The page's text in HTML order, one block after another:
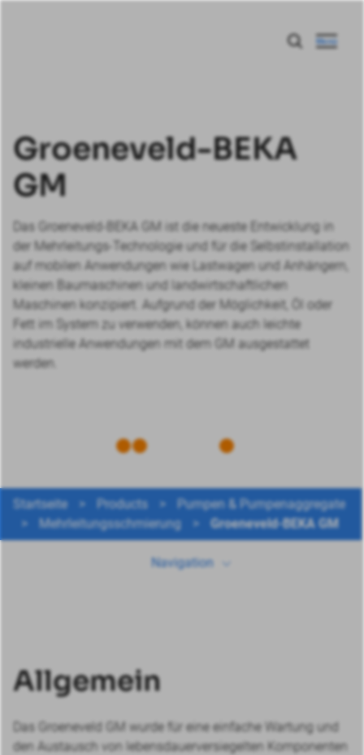
Menü
Groeneveld-BEKA
GM
Das Groeneveld-BEKA GM ist die neueste Entwicklung in
der Mehrleitungs-Technologie und für die Selbstinstallation
auf mobilen Anwendungen wie Lastwagen und Anhängern,
kleinen Baumaschinen und landwirtschaftlichen
Maschinen konzipiert. Aufgrund der Möglichkeit, Öl oder
Fett im System zu verwenden, können auch leichte
industrielle Anwendungen mit dem GM ausgestattet
werden.
Startseite > Products >
Pumpen & Pumpenaggregate
>
Mehrleitungsschmierung > Groeneveld-BEKA GM
Navigation
Allgemein
Technische Daten
Allgemein
Das Groeneveld GM wurde für eine einfache Wartung und
den Austausch von lebensdauerversiegelten Komponenten